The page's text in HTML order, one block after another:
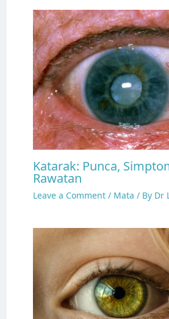
Katarak: Punca,
Rawatan
Leave a Comment / Mata / By Dr